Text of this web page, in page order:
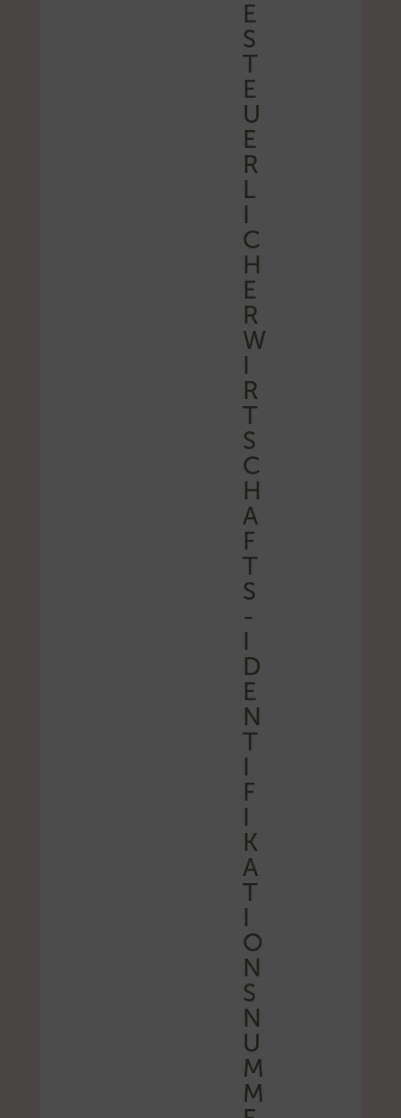
E
S
T
E
U
E
R
L
I
C
H
E
R
W
I
R
T
S
C
H
A
F
T
S
-
I
D
E
N
T
I
F
I
K
A
T
I
O
N
S
N
U
M
M